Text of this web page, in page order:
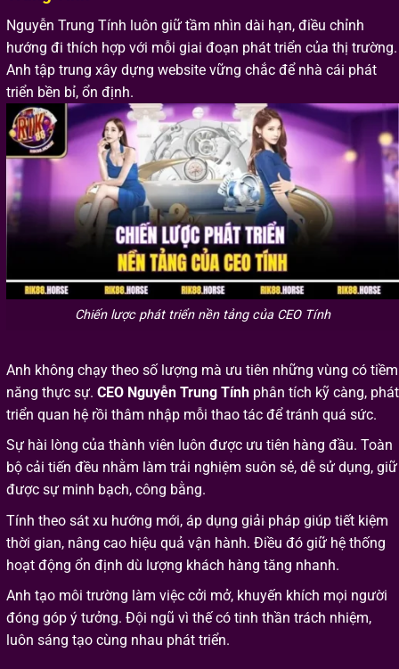
Nguyễn Trung Tính luôn giữ tầm nhìn dài hạn, điều chỉnh
hướng đi thích hợp với mỗi giai đoạn phát triển của thị trường.
Anh tập trung xây dựng website vững chắc để nhà cái phát
triển bền bỉ, ổn định.
Chiến lược phát triển nền tảng của CEO Tính
Anh không chạy theo số lượng mà ưu tiên những vùng có tiềm
năng thực sự. CEO Nguyễn Trung Tính phân tích kỹ càng, phát
triển quan hệ rồi thâm nhập mỗi thao tác để tránh quá sức.
Sự hài lòng của thành viên luôn được ưu tiên hàng đầu. Toàn
bộ cải tiến đều nhằm làm trải nghiệm suôn sẻ, dễ sử dụng, giữ
được sự minh bạch, công bằng.
Tính theo sát xu hướng mới, áp dụng giải pháp giúp tiết kiệm
thời gian, nâng cao hiệu quả vận hành. Điều đó giữ hệ thống
hoạt động ổn định dù lượng khách hàng tăng nhanh.
Anh tạo môi trường làm việc cởi mở, khuyến khích mọi người
đóng góp ý tưởng. Đội ngũ vì thế có tinh thần trách nhiệm,
luôn sáng tạo cùng nhau phát triển.